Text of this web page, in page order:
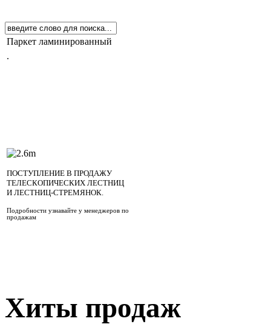
Паркет ламинированный
.
ПОСТУПЛЕНИЕ В ПРОДАЖУ
ТЕЛЕСКОПИЧЕСКИХ ЛЕСТНИЦ
И ЛЕСТНИЦ-СТРЕМЯНОК.
Подробности узнавайте у менеджеров по
продажам
Хиты продаж